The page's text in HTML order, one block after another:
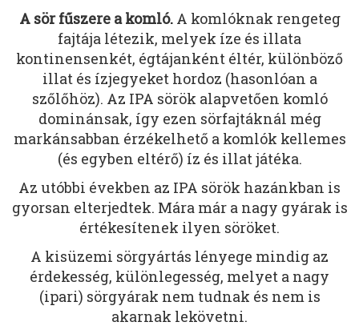
A sör fűszere a komló. A komlóknak rengeteg
fajtája létezik, melyek íze és illata
kontinensenkét, égtájanként éltér, különböző
illat és ízjegyeket hordoz (hasonlóan a
szőlőhöz). Az IPA sörök alapvetően komló
dominánsak, így ezen sörfajtáknál még
markánsabban érzékelhető a komlók kellemes
(és egyben eltérő) íz és illat játéka.
Az utóbbi években az IPA sörök hazánkban is
gyorsan elterjedtek. Mára már a nagy gyárak is
értékesítenek ilyen söröket.
A kisüzemi sörgyártás lényege mindig az
érdekesség, különlegesség, melyet a nagy
(ipari) sörgyárak nem tudnak és nem is
akarnak lekövetni.